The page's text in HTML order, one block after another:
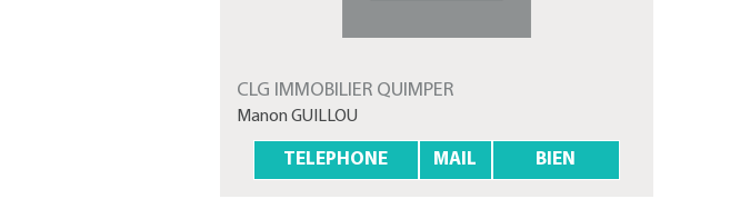
CLG IMMOBILIER QUIMPER
Manon GUILLOU
TELEPHONE MAIL BIEN